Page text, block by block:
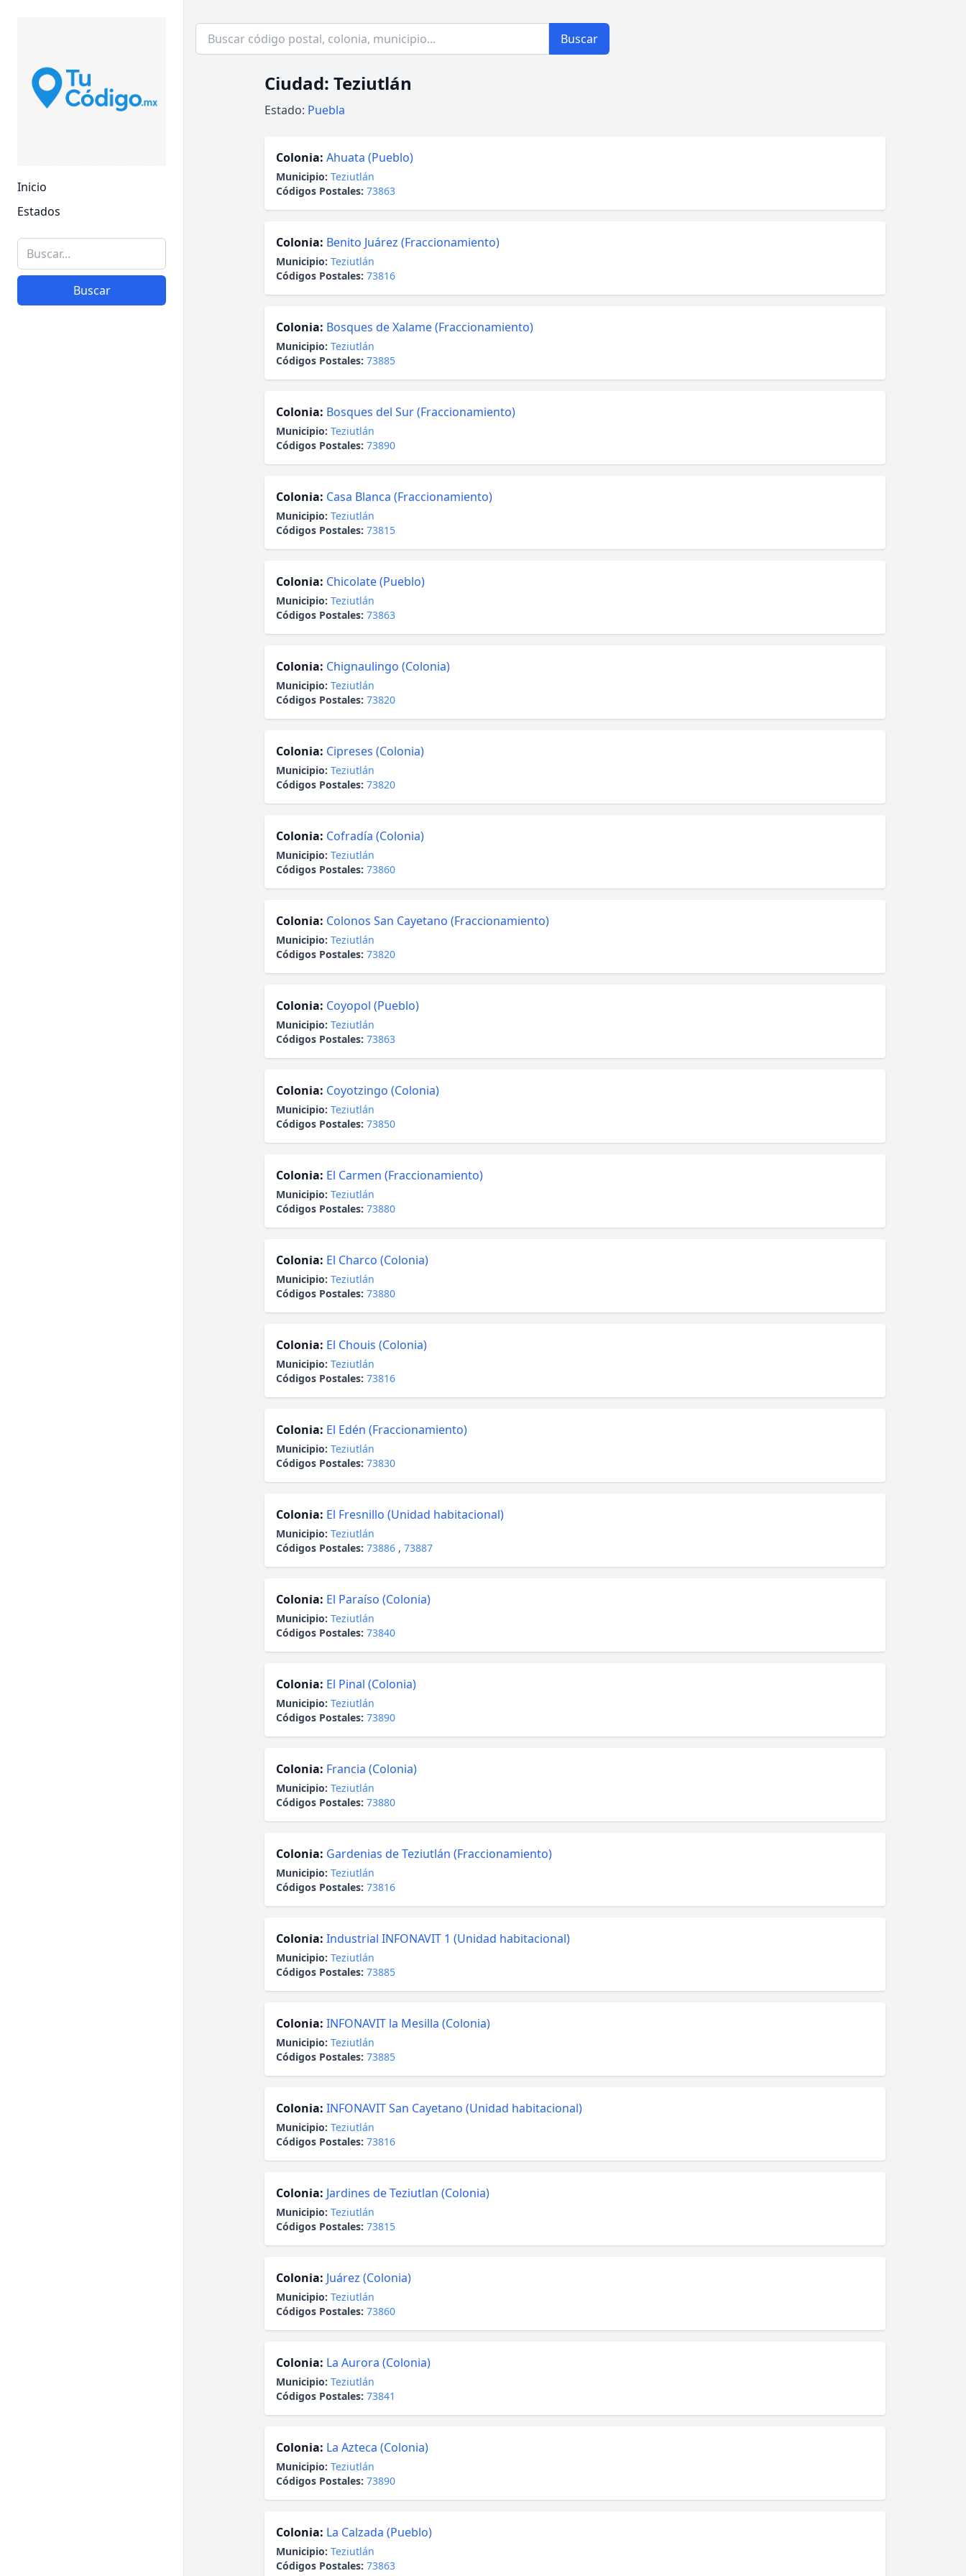
Inicio
Estados
Buscar
Buscar
Ciudad: Teziutlán
Estado: Puebla
Colonia: Ahuata (Pueblo)
Municipio: Teziutlán
Códigos Postales: 73863
Colonia: Benito Juárez (Fraccionamiento)
Municipio: Teziutlán
Códigos Postales: 73816
Colonia: Bosques de Xalame (Fraccionamiento)
Municipio: Teziutlán
Códigos Postales: 73885
Colonia: Bosques del Sur (Fraccionamiento)
Municipio: Teziutlán
Códigos Postales: 73890
Colonia: Casa Blanca (Fraccionamiento)
Municipio: Teziutlán
Códigos Postales: 73815
Colonia: Chicolate (Pueblo)
Municipio: Teziutlán
Códigos Postales: 73863
Colonia: Chignaulingo (Colonia)
Municipio: Teziutlán
Códigos Postales: 73820
Colonia: Cipreses (Colonia)
Municipio: Teziutlán
Códigos Postales: 73820
Colonia: Cofradía (Colonia)
Municipio: Teziutlán
Códigos Postales: 73860
Colonia: Colonos San Cayetano (Fraccionamiento)
Municipio: Teziutlán
Códigos Postales: 73820
Colonia: Coyopol (Pueblo)
Municipio: Teziutlán
Códigos Postales: 73863
Colonia: Coyotzingo (Colonia)
Municipio: Teziutlán
Códigos Postales: 73850
Colonia: El Carmen (Fraccionamiento)
Municipio: Teziutlán
Códigos Postales: 73880
Colonia: El Charco (Colonia)
Municipio: Teziutlán
Códigos Postales: 73880
Colonia: El Chouis (Colonia)
Municipio: Teziutlán
Códigos Postales: 73816
Colonia: El Edén (Fraccionamiento)
Municipio: Teziutlán
Códigos Postales: 73830
Colonia: El Fresnillo (Unidad habitacional)
Municipio: Teziutlán
Códigos Postales: 73886 , 73887
Colonia: El Paraíso (Colonia)
Municipio: Teziutlán
Códigos Postales: 73840
Colonia: El Pinal (Colonia)
Municipio: Teziutlán
Códigos Postales: 73890
Colonia: Francia (Colonia)
Municipio: Teziutlán
Códigos Postales: 73880
Colonia: Gardenias de Teziutlán (Fraccionamiento)
Municipio: Teziutlán
Códigos Postales: 73816
Colonia: Industrial INFONAVIT 1 (Unidad habitacional)
Municipio: Teziutlán
Códigos Postales: 73885
Colonia: INFONAVIT la Mesilla (Colonia)
Municipio: Teziutlán
Códigos Postales: 73885
Colonia: INFONAVIT San Cayetano (Unidad habitacional)
Municipio: Teziutlán
Códigos Postales: 73816
Colonia: Jardines de Teziutlan (Colonia)
Municipio: Teziutlán
Códigos Postales: 73815
Colonia: Juárez (Colonia)
Municipio: Teziutlán
Códigos Postales: 73860
Colonia: La Aurora (Colonia)
Municipio: Teziutlán
Códigos Postales: 73841
Colonia: La Azteca (Colonia)
Municipio: Teziutlán
Códigos Postales: 73890
Colonia: La Calzada (Pueblo)
Municipio: Teziutlán
Códigos Postales: 73863